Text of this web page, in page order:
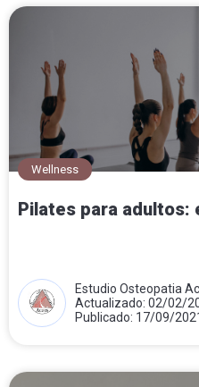
Wellness
Pilates para adultos:
Estudio Osteopatia
Actualizado: 02/02/
Publicado: 17/09/